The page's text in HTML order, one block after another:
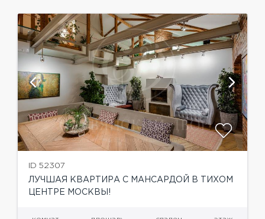
ID 52307
ЛУЧШАЯ КВАРТИРА С МАНСАРДОЙ В ТИХОМ
ЦЕНТРЕ МОСКВЫ!